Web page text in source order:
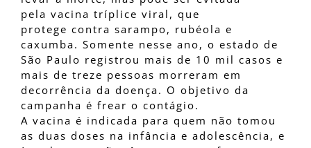
pela vacina tríplice viral, que
protege contra sarampo, rubéola e
caxumba. Somente nesse ano, o estado de
São Paulo registrou mais de 10 mil casos e
mais de treze pessoas morreram em
decorrência da doença. O objetivo da
campanha é frear o contágio.
A vacina é indicada para quem não tomou
as duas doses na infância e adolescência, e